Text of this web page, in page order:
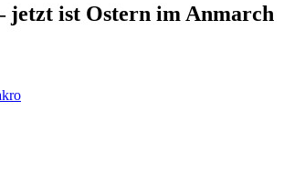
jetzt ist Ostern im Anmarch